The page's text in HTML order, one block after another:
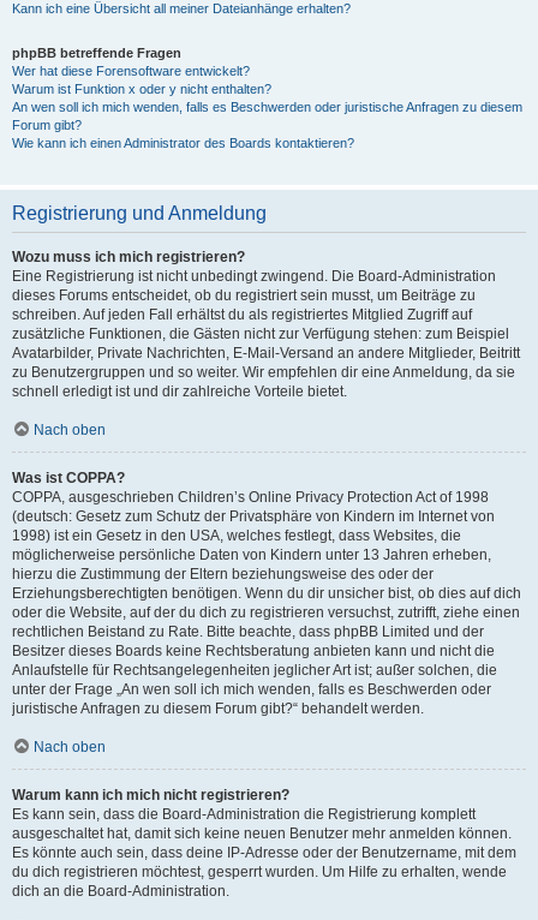
Kann ich eine Übersicht all meiner Dateianhänge erhalten?
phpBB betreffende Fragen
Wer hat diese Forensoftware entwickelt?
Warum ist Funktion x oder y nicht enthalten?
An wen soll ich mich wenden, falls es Beschwerden oder juristische Anfragen zu diesem
Forum gibt?
Wie kann ich einen Administrator des Boards kontaktieren?
Registrierung und Anmeldung
Wozu muss ich mich registrieren?
Eine Registrierung ist nicht unbedingt zwingend. Die Board-Administration
dieses Forums entscheidet, ob du registriert sein musst, um Beiträge zu
schreiben. Auf jeden Fall erhältst du als registriertes Mitglied Zugriff auf
zusätzliche Funktionen, die Gästen nicht zur Verfügung stehen: zum Beispiel
Avatarbilder, Private Nachrichten, E-Mail-Versand an andere Mitglieder, Beitritt
zu Benutzergruppen und so weiter. Wir empfehlen dir eine Anmeldung, da sie
schnell erledigt ist und dir zahlreiche Vorteile bietet.
Nach oben
Was ist COPPA?
COPPA, ausgeschrieben Children’s Online Privacy Protection Act of 1998
(deutsch: Gesetz zum Schutz der Privatsphäre von Kindern im Internet von
1998) ist ein Gesetz in den USA, welches festlegt, dass Websites, die
möglicherweise persönliche Daten von Kindern unter 13 Jahren erheben,
hierzu die Zustimmung der Eltern beziehungsweise des oder der
Erziehungsberechtigten benötigen. Wenn du dir unsicher bist, ob dies auf dich
oder die Website, auf der du dich zu registrieren versuchst, zutrifft, ziehe einen
rechtlichen Beistand zu Rate. Bitte beachte, dass phpBB Limited und der
Besitzer dieses Boards keine Rechtsberatung anbieten kann und nicht die
Anlaufstelle für Rechtsangelegenheiten jeglicher Art ist; außer solchen, die
unter der Frage „An wen soll ich mich wenden, falls es Beschwerden oder
juristische Anfragen zu diesem Forum gibt?“ behandelt werden.
Nach oben
Warum kann ich mich nicht registrieren?
Es kann sein, dass die Board-Administration die Registrierung komplett
ausgeschaltet hat, damit sich keine neuen Benutzer mehr anmelden können.
Es könnte auch sein, dass deine IP-Adresse oder der Benutzername, mit dem
du dich registrieren möchtest, gesperrt wurden. Um Hilfe zu erhalten, wende
dich an die Board-Administration.